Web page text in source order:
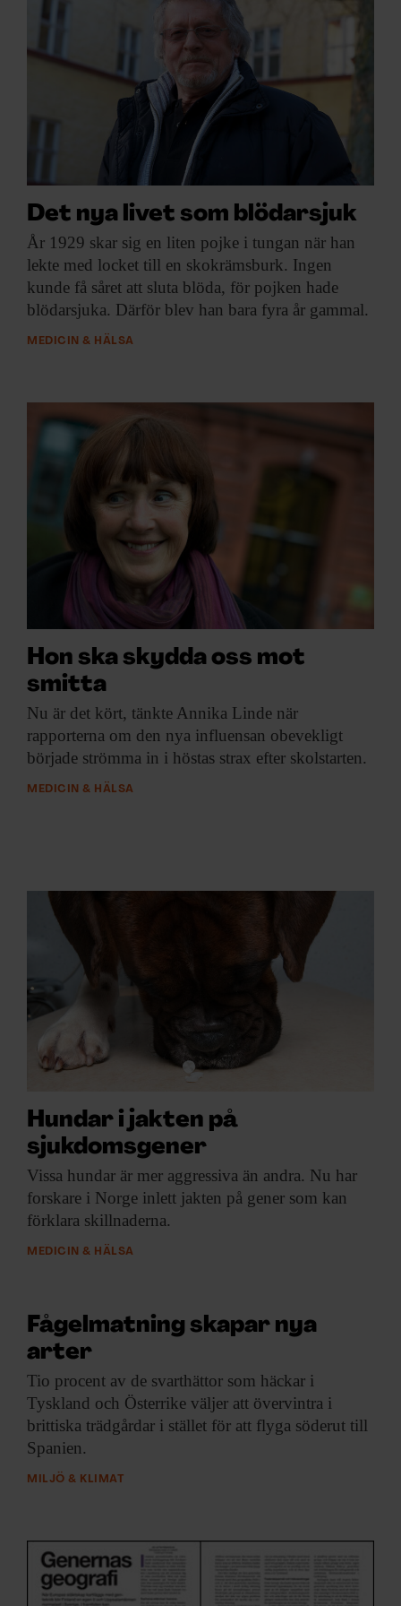
Det nya livet som blödarsjuk
År 1929 skar sig en liten pojke i tungan när han
lekte med locket till en skokrämsburk. Ingen
kunde få såret att sluta blöda, för pojken hade
blödarsjuka. Därför blev han bara fyra år gammal.
MEDICIN & HÄLSA
Hon ska skydda oss mot
smitta
Nu är det kört, tänkte Annika Linde när
rapporterna om den nya influensan obevekligt
började strömma in i höstas strax efter skolstarten.
MEDICIN & HÄLSA
Hundar i jakten på
sjukdomsgener
Vissa hundar är mer aggressiva än andra. Nu har
forskare i Norge inlett jakten på gener som kan
förklara skillnaderna.
MEDICIN & HÄLSA
Fågelmatning skapar nya
arter
Tio procent av de svarthättor som häckar i
Tyskland och Österrike väljer att övervintra i
brittiska trädgårdar i stället för att flyga söderut till
Spanien.
MILJÖ & KLIMAT